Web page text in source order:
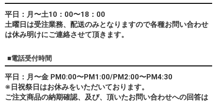
平日：月〜土10：00〜18：00
土曜日は受注業務、配送のみとなりますので各種お問い合わせ
は休み明けにご連絡させて頂きます。
■電話受付時間
平日：月〜金 PM0:00〜PM1:00/PM2:00〜PM4:30
※日祝祭日はお休みをいただいております。
ご注文商品の納期確認、及び、頂いたお問い合わせへの回答は